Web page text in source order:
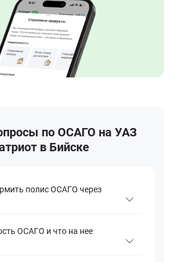
по ОСАГО на УАЗ
в Бийске
полис ОСАГО через
ОСАГО и что на нее